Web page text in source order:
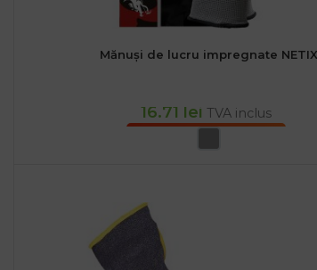
Mănuși de lucru impregnate NETIX
16.71 lei TVA inclus